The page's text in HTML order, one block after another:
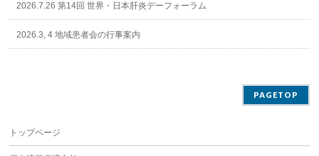
2026.7.26 第14回 世界・日本肝炎デーフォーラム
2026.3, 4 地域患者会の行事案内
PAGETOP
トップページ